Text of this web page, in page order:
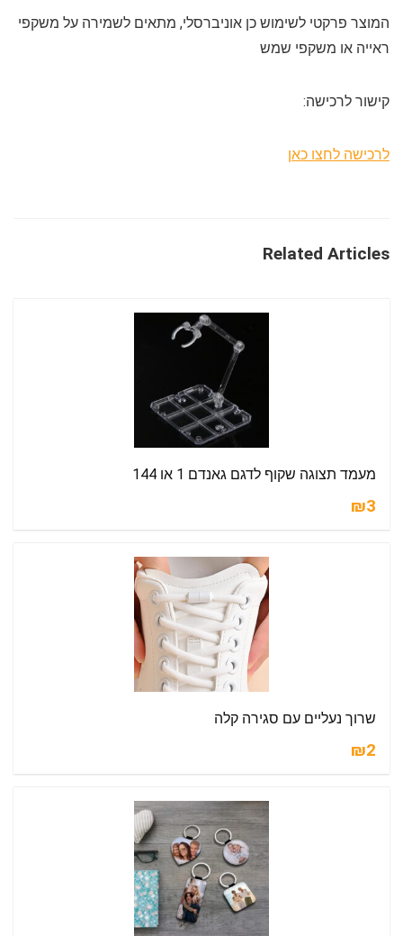
המוצר פרקטי לשימוש כן אוניברסלי, מתאים לשמירה על משקפי
ראייה או משקפי שמש
קישור לרכישה:
לרכישה לחצו כאן
Related Articles
מעמד תצוגה שקוף לדגם גאנדם 1 או 144
₪3
שרוך נעליים עם סגירה קלה
₪2